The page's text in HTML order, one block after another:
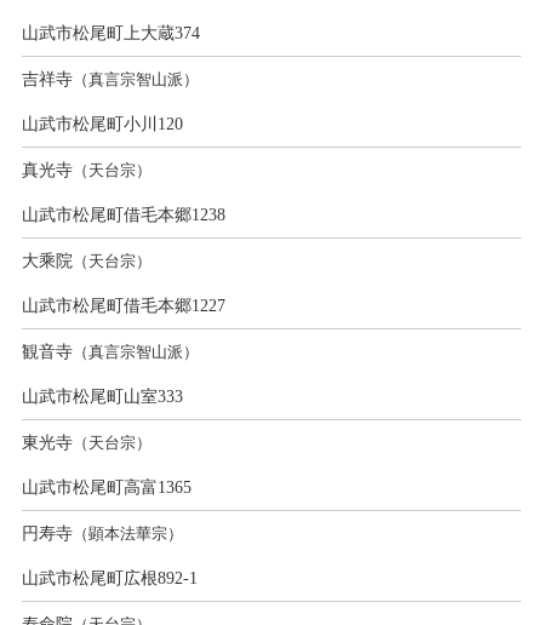
山武市松尾町上大蔵374
吉祥寺（真言宗智山派）
山武市松尾町小川120
真光寺（天台宗）
山武市松尾町借毛本郷1238
大乘院（天台宗）
山武市松尾町借毛本郷1227
観音寺（真言宗智山派）
山武市松尾町山室333
東光寺（天台宗）
山武市松尾町高富1365
円寿寺（顕本法華宗）
山武市松尾町広根892-1